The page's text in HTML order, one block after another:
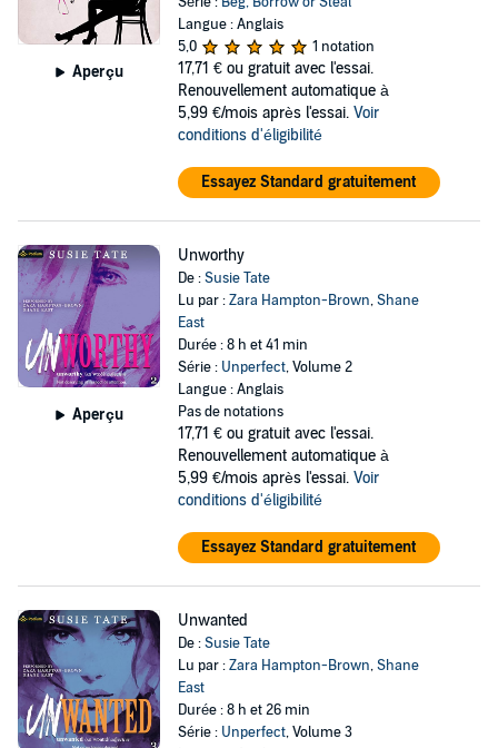
Aperçu
Langue : Anglais
5,0
1 notation
17,71 € ou gratuit avec l'essai.
Renouvellement automatique à
5,99 €/mois après l'essai. Voir
conditions d'éligibilité
Essayez Standard gratuitement
Aperçu
Unworthy
De :Susie Tate
Lu par :Zara Hampton-Brown,Shane
East
Durée : 8 h et 41 min
Série : Unperfect, Volume 2
Langue : Anglais
Pas de notations
17,71 € ou gratuit avec l'essai.
Renouvellement automatique à
5,99 €/mois après l'essai. Voir
conditions d'éligibilité
Essayez Standard gratuitement
Unwanted
De :Susie Tate
Lu par :Zara Hampton-Brown,Shane
East
Durée : 8 h et 26 min
Série : Unperfect, Volume 3